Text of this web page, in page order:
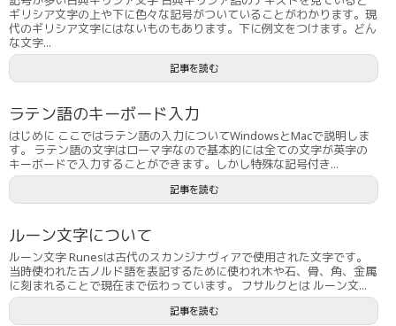
ギリシア文字の上や下に色々な記号がついていることがわかります。現
代のギリシア文字にはないものもあります。下に例文をつけます。どん
な文字...
記事を読む
ラテン語のキーボード入力
はじめに ここではラテン語の入力についてWindowsとMacで説明しま
す。 ラテン語の文字はローマ字なので基本的には全ての文字が英字の
キーボードで入力することができます。しかし特殊な記号付き...
記事を読む
ルーン文字について
ルーン文字 Runesは古代のスカンジナヴィアで使用された文字です。
当時使われた古ノルド語を表記するために使われ木や石、骨、角、金属
に刻まれることで現在まで伝わっています。 フサルクとは ルーン文...
記事を読む